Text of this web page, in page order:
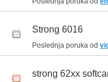
Strong 6016
Poslednja poruka od
strong 62xx